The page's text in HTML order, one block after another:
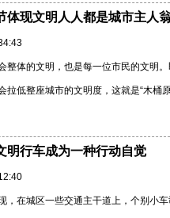
体现文明人人都是城市主人
整体的文明，也是每一位市民的文明
拉低整座城市的文明度，这就是“木桶
明行车成为一种行动自觉
，在城区一些交通主干道上，个别小